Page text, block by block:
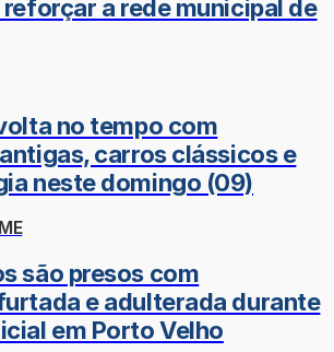
a rede municipal de
no tempo com
carros clássicos e
neste domingo (09)
são presos com
e adulterada durante
em Porto Velho